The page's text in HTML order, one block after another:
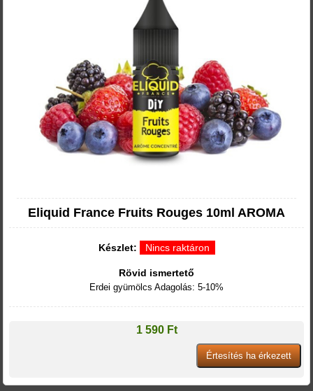
Eliquid France Fruits Rouges 10ml AROMA
Készlet: Nincs raktáron
Rövid ismertető
Erdei gyümölcs Adagolás: 5-10%
1 590 Ft